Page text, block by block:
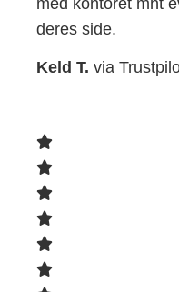
deres side.
Keld T. via